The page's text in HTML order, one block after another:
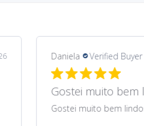
Mary Verified Buyer
Hard to find Saint
Absolutely wonderful!